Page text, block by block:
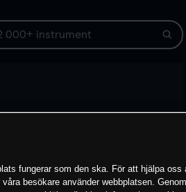
fungerar som den ska. För att hjälpa oss
besökare använder webbplatsen. Genom